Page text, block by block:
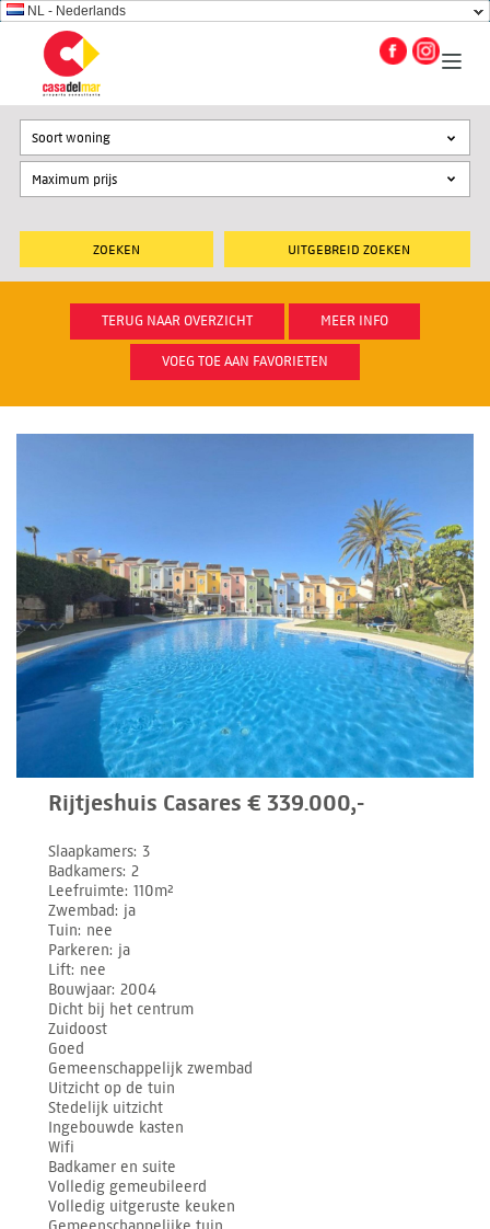
NL - Nederlands
UITGEBREID ZOEKEN
Soort woning
TERUG NAAR OVERZICHT MEER INFO
VOEG TOE AAN FAVORIETEN
Rijtjeshuis Casares € 339.000,-
Slaapkamers 3
Badkamers 2
Leefruimte 110m²
Zwembad ja
Tuin nee
Parkeren ja
Lift nee
Bouwjaar 2004
Dicht bij het centrum
Zuidoost
Goed
Gemeenschappelijk zwembad
Uitzicht op de tuin
Stedelijk uitzicht
Ingebouwde kasten
Wifi
Badkamer en suite
Volledig gemeubileerd
Volledig uitgeruste keuken